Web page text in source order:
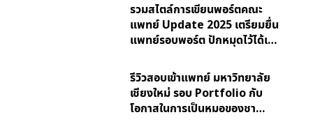
รวมสไตล์การเขียนพอร์ตคณะ
แพทย์ Update 2025 เตรียมยื่น
แพทย์รอบพอร์ต ปักหมุดไว้ได้เ…
รีวิวสอบเข้าแพทย์ มหาวิทยาลัย
เชียงใหม่ รอบ Portfolio กับ
โอกาสในการเป็นหมอของชา…